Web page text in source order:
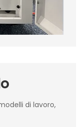
di lavoro,